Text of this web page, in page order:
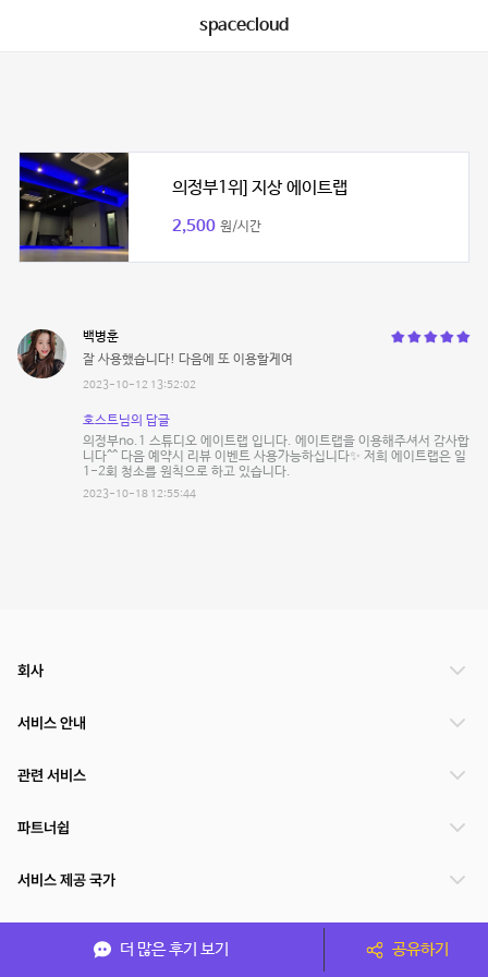
spacecloud
의정부1위] 지상 에이트랩
2,500 원/시간
백병훈
잘 사용했습니다! 다음에 또 이용할게여
2023-10-12 13:52:02
호스트님의 답글
의정부no.1 스튜디오 에이트랩 입니다. 에이트랩을 이용해주셔서 감사합
니다^^ 다음 예약시 리뷰 이벤트 사용가능하십니다✨ 저희 에이트랩은 일
1-2회 청소를 원칙으로 하고 있습니다.
2023-10-18 12:55:44
더 많은 후기 보기 공유하기
회사
서비스 안내
관련 서비스
파트너쉽
서비스 제공 국가
(주)NSPACE 사업자정보